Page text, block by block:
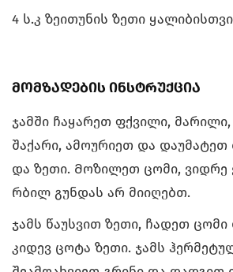
4 ს.კ ზეითუნის ზეთი
მომზადების ინსტრუქცია
ჯამში ჩაყარეთ ფქვილი,
შაქარი, ამოურიეთ და
და ზეთი. Მოზილეთ ცომი, ვიდრე
რბილ გუნდას არ მიიღებთ.
ჯამს წაუსვით ზეთი, ჩადეთ
კიდევ ცოტა ზეთი. ჯამს